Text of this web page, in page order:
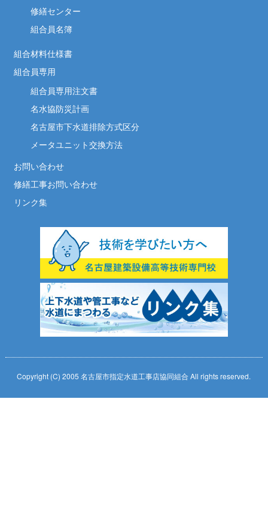
修繕センター
組合員名簿
組合材料仕様書
組合員専用
組合員専用注文書
名水協防災計画
名古屋市下水道排除方式区分
メータユニット交換方法
お問い合わせ
修繕工事お問い合わせ
リンク集
Copyright (C) 2005 名古屋市指定水道工事店協同組合 All rights reserved.